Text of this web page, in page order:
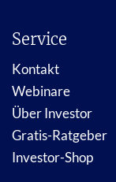
Service
Kontakt
Webinare
Über Investor
Gratis-Ratgeber
Investor-Shop